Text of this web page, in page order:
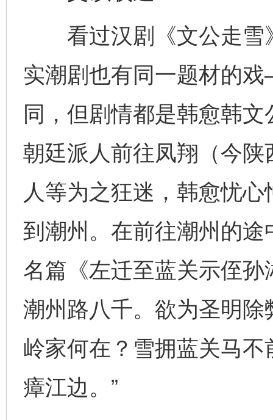
看过汉剧《文公走雪
实潮剧也有同一题材的
同，但剧情都是韩愈韩
朝廷派人前往凤翔（今
人等为之狂迷，韩愈忧
到潮州。在前往潮州的
名篇《左迁至蓝关示侄孙
潮州路八千。欲为圣明
岭家何在？雪拥蓝关马
瘴江边。”